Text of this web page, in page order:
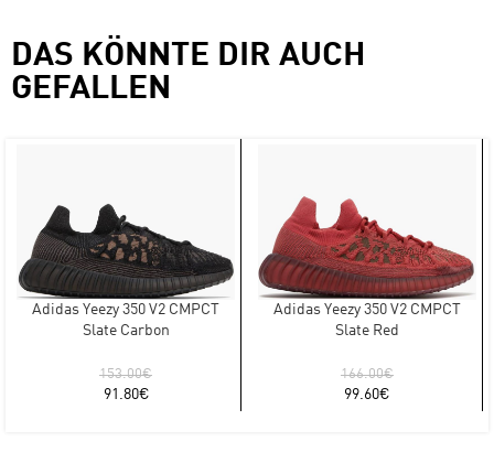
DAS KÖNNTE DIR AUCH
GEFALLEN
Adidas Yeezy 350 V2 CMPCT
Slate Carbon
153.00€
91.80€
Adidas Yeezy 350 V2 CMPCT
Slate Red
166.00€
99.60€